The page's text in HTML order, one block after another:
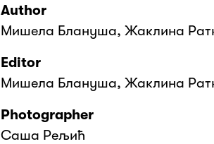
Author
Мишела Блануша, Жаклина
Editor
Мишела Блануша, Жаклина
Photographer
Саша Рељић